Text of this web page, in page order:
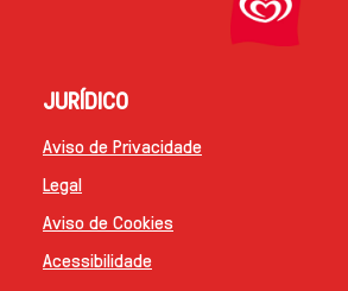
JURÍDICO
Aviso de Privacidade
Legal
Aviso de Cookies
Acessibilidade